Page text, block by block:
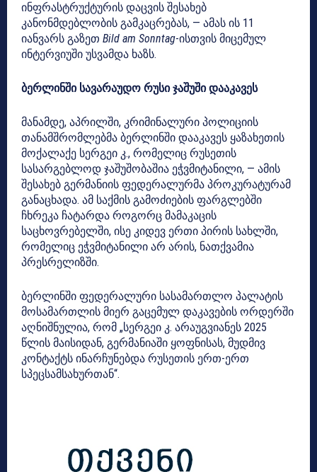
ინფრასტრუქტურის დაცვის შესახებ
კანონმდებლობის გამკაცრებას, — ამას ის 11
იანვარს გაზეთ Bild am Sonntag-ისთვის მიცემულ
ინტერვიუში უსვამდა ხაზს.
ბერლინში სავარაუდო რუსი ჯაშუში დააკავეს
მანამდე, აპრილში, კრიმინალური პოლიციის
თანამშრომლებმა ბერლინში დააკავეს ყაზახეთის
მოქალაქე სერგეი კ., რომელიც რუსეთის
სასარგებლოდ ჯაშუშობაშია ეჭვმიტანილი, — ამის
შესახებ გერმანიის ფედერალურმა პროკურატურამ
განაცხადა. ამ საქმის გამოძიების ფარგლებში
ჩხრეკა ჩატარდა როგორც მამაკაცის
საცხოვრებელში, ისე კიდევ ერთი პირის სახლში,
რომელიც ეჭვმიტანილი არ არის, ნათქვამია
პრესრელიზში.
ბერლინში ფედერალური სასამართლო პალატის
მოსამართლის მიერ გაცემულ დაკავების ორდერში
აღნიშნულია, რომ „სერგეი კ. არაუგვიანეს 2025
წლის მაისიდან, გერმანიაში ყოფნისას, მუდმივ
კონტაქტს ინარჩუნებდა რუსეთის ერთ-ერთ
სპეცსამსახურთან“.